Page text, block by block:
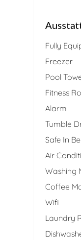
Fully
Freezer
Pool
Fitness
Alarm
Tumble
Safe In
Air
Washing
Coffee
Wifi
Laundry